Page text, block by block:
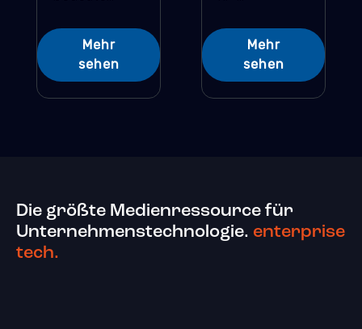
Mehr
sehen
Mehr
sehen
Die größte Medienressource für
Unternehmenstechnologie. enterprise
tech.